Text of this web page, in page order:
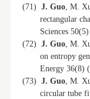
(71) J. Guo, M.
rectangular
Sciences
(72) J. Guo, M.
on entropy
Energy 36(8)
(73) J. Guo, M.
circular tube